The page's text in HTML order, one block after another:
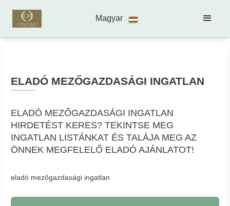
Magyar
ELADÓ MEZŐGAZDASÁGI INGATLAN
ELADÓ MEZŐGAZDASÁGI INGATLAN
HIRDETÉST KERES? TEKINTSE MEG
INGATLAN LISTÁNKAT ÉS TALÁJA MEG AZ
ÖNNEK MEGFELELŐ ELADÓ AJÁNLATOT!
eladó mezőgazdasági ingatlan